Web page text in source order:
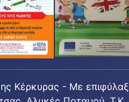
Κέρκυρας - Με